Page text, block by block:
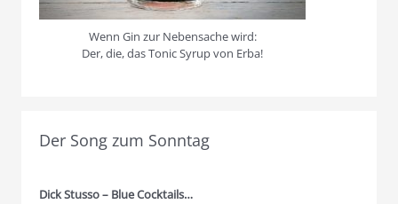
Wenn Gin zur Nebensache wird:
Der, die, das Tonic Syrup von Erba!
Der Song zum Sonntag
Dick Stusso – Blue Cocktails…